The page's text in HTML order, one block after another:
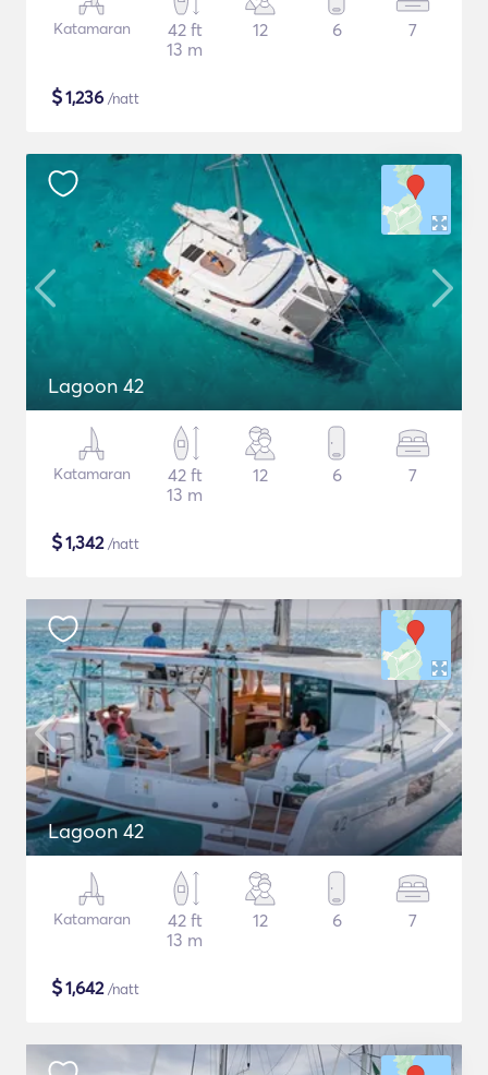
Katamaran
42 ft
13 m
12 6 7
$1,236 /natt
Lagoon 42
Katamaran
42 ft
13 m
12 6 7
$1,342/natt
Lagoon 42
Katamaran
42 ft
13 m
12 6 7
$1,642/natt